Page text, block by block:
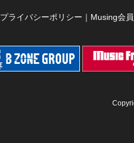
プライバシーポリシー ｜ Musing会